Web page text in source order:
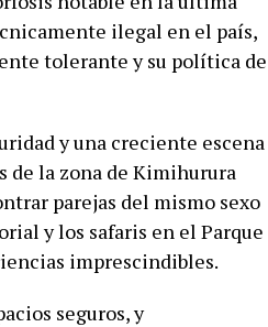
ilegal en el país,
tolerante y su política de
y una creciente escena
de la zona de Kimihurura
parejas del mismo sexo
y los safaris en el Parque
imprescindibles.
seguros, y